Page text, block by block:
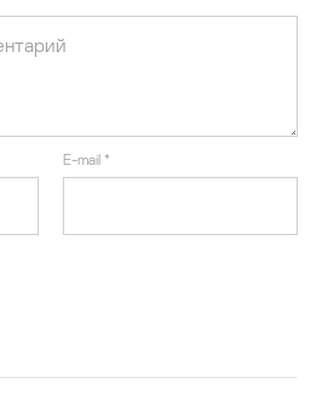
E-mail *